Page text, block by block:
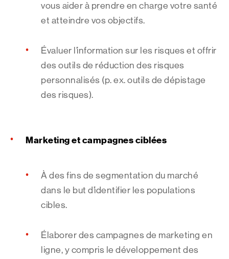
vous aider à prendre en charge votre santé
et atteindre vos objectifs.
Évaluer l’information sur les risques et offrir
des outils de réduction des risques
personnalisés (p. ex. outils de dépistage
des risques).
Marketing et campagnes ciblées
À des fins de segmentation du marché
dans le but d’identifier les populations
cibles.
Élaborer des campagnes de marketing en
ligne, y compris le développement des